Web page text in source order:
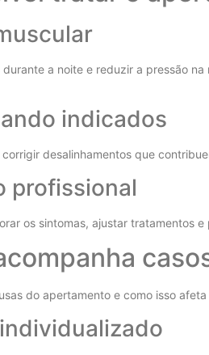
a noite e reduzir a pressão
indicados
desalinhamentos que
profissional
os sintomas, ajustar tratamentos e
do apertamento e como isso